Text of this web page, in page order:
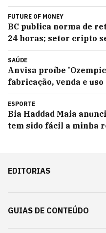
FUTURE OF MONEY
BC publica norma de
24 horas; setor cripto
SAÚDE
Anvisa proíbe
fabricação, venda e
ESPORTE
Bia Haddad Maia
tem sido fácil a minha
EDITORIAS
GUIAS DE CONTEÚDO